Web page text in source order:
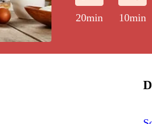
20min 10min